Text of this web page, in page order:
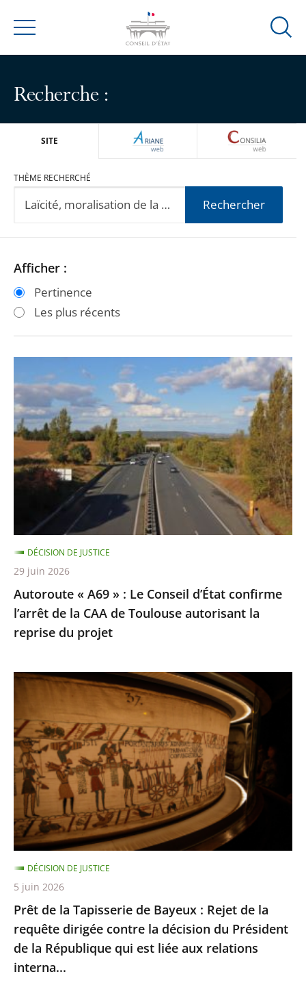
Menu
Ouvrir
Recherche :
SITE ARIANEWEB
THÈME RECHERCHÉ
Rechercher
Passer
les
filtres
Passer
les
filtres
Afficher :
Pertinence
Les plus récents
«
A69
»
:
Le
Conseil
confirme
l’arrêt
de
la
CAA
de
Toulouse
la
reprise
projet
Autoroute « A69 » : Le Conseil d’État confirme
l’arrêt de la CAA de Toulouse autorisant la
reprise du projet
DÉCISION DE JUSTICE
29 juin 2026
Prêt
la
Tapisserie
de
Bayeux
:
Rejet
de
la
requête
dirigée
contre
la
décision
du
Prêt de la Tapisserie de Bayeux : Rejet de la
requête dirigée contre la décision du Président
de la République qui est liée aux relations
interna...
DÉCISION DE JUSTICE
5 juin 2026